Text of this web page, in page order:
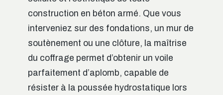
construction en béton armé. Que vous
interveniez sur des fondations, un mur de
soutènement ou une clôture, la maîtrise
du coffrage permet d’obtenir un voile
parfaitement d’aplomb, capable de
résister à la poussée hydrostatique lors